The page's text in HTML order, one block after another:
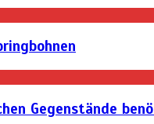
Gegenstände